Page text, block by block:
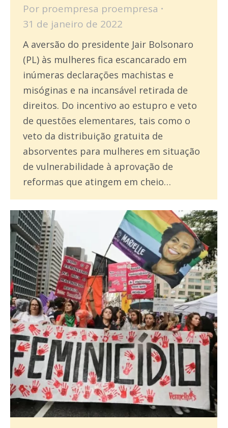
Por proempresa proempresa
31 de janeiro de 2022
A aversão do presidente Jair Bolsonaro
(PL) às mulheres fica escancarado em
inúmeras declarações machistas e
misóginas e na incansável retirada de
direitos. Do incentivo ao estupro e veto
de questões elementares, tais como o
veto da distribuição gratuita de
absorventes para mulheres em situação
de vulnerabilidade à aprovação de
reformas que atingem em cheio…